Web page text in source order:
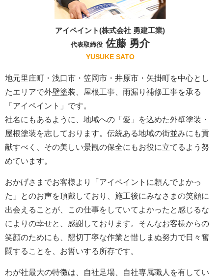
アイペイント(株式会社 勇建工業)
代表取締役佐藤 勇介
YUSUKE SATO
地元里庄町・浅口市・笠岡市・井原市・矢掛町を中心とし
たエリアで外壁塗装、屋根工事、雨漏り補修工事を承る
「アイペイント」です。
社名にもあるように、地域への「愛」を込めた外壁塗装・
屋根塗装を志しております。伝統ある地域の街並みにも貢
献すべく、その美しい景観の保全にもお役に立てるよう努
めています。
おかげさまでお客様より「アイペイントに頼んでよかっ
た」とのお声を頂戴しており、施工後にみなさまの笑顔に
出会えることが、この仕事をしていてよかったと感じるな
によりの幸せと、感謝しております。そんなお客様からの
笑顔のためにも、懇切丁寧な作業と惜しまぬ努力で日々奮
闘することを、お誓いする所存です。
わが社最大の特徴は、自社足場、自社専属職人を有してい